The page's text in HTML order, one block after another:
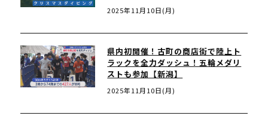
2025年11月10日(月)
県内初開催！古町の商店街で陸上ト
ラックを全力ダッシュ！五輪メダリ
ストも参加【新潟】
2025年11月10日(月)